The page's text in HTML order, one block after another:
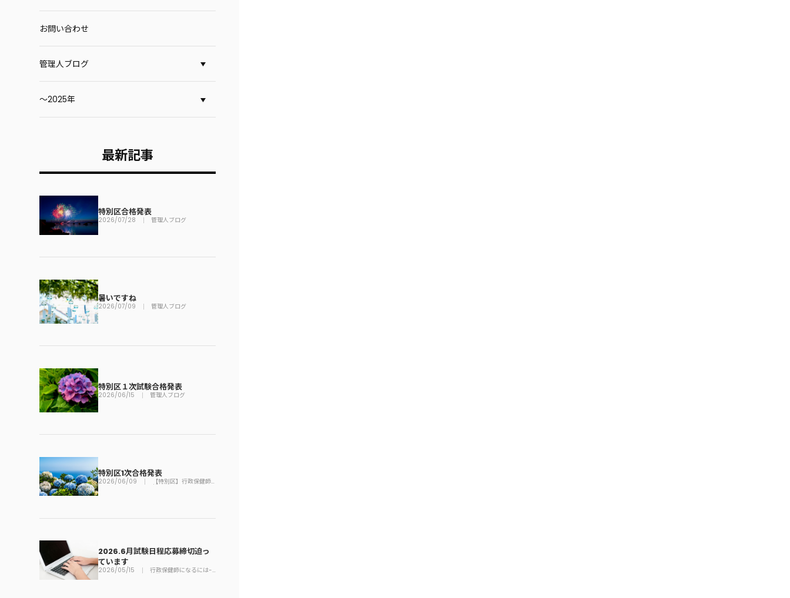
お問い合わせ
管理人ブログ
～2025年
最新記事
特別区合格発表
2026/07/28 管理人ブログ
暑いですね
2026/07/09 管理人ブログ
特別区１次試験合格発表
2026/06/15 管理人ブログ
特別区1次合格発表
2026/06/09 【特別区】行政保健師
採用試験
2026.6月試験日程応募締切迫っ
ています
2026/05/15 行政保健師になるには-
公務員勉強法